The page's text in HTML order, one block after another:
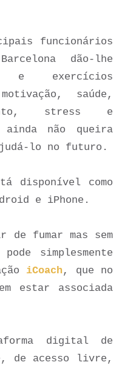
funcionários
dão-lhe
e exercícios
saúde,
stress e
ainda não queira
lo no futuro.
disponível como
e iPhone.
de fumar mas sem
simplesmente
iCoach, que no
estar associada
digital de
de acesso livre,